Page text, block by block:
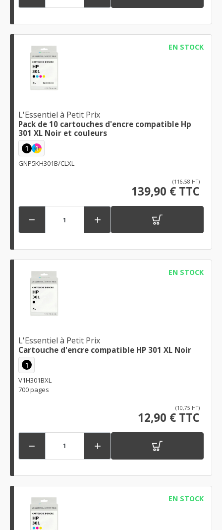
EN STOCK
L'Essentiel à Petit Prix
Pack de 10 cartouches d'encre compatible Hp
301 XL Noir et couleurs
1 1
GNP5KH301B/CLXL
(116,58 HT)
139,90 € TTC
 
EN STOCK
L'Essentiel à Petit Prix
Cartouche d'encre compatible HP 301 XL Noir
1
V1H301BXL
700 pages
(10,75 HT)
12,90 € TTC
 
EN STOCK